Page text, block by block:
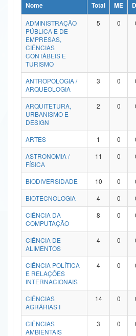
Ministério da Ciência, Tecnologia, Inovações e
Ministério do Meio Ambiente
Ministério do Turismo
Ministério do Desenvolvimento Regional
Controladoria-Geral da União
Ministério da Mulher, da Família e dos Direitos
Secretaria de Governo
Advocacia-Geral da União
Banco Central do Brasil
Nome Total ME
ADMINISTRAÇÃO
PÚBLICA E DE
EMPRESAS,
CIÊNCIAS
CONTÁBEIS E
TURISMO
5 0
ANTROPOLOGIA /
ARQUEOLOGIA
3 0
ARQUITETURA,
URBANISMO E
DESIGN
2 0
ARTES 1 0
ASTRONOMIA /
FÍSICA
11 0
BIODIVERSIDADE 10 0
BIOTECNOLOGIA
4 0
CIÊNCIA DA
COMPUTAÇÃO
8 0
CIÊNCIA DE
ALIMENTOS
4 0
CIÊNCIA POLÍTICA
E RELAÇÕES
INTERNACIONAIS
4 0
CIÊNCIAS
AGRÁRIAS I
14 0
CIÊNCIAS
AMBIENTAIS
3 0